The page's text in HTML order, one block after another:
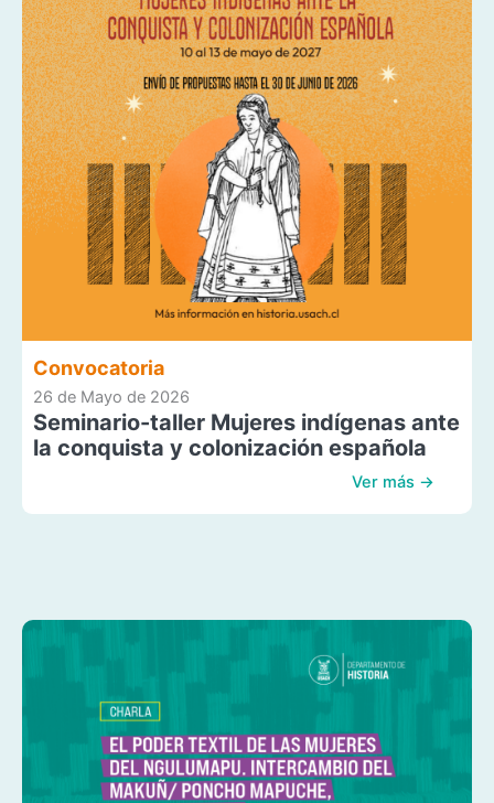
Convocatoria
26 de Mayo de 2026
Seminario-taller Mujeres indígenas ante
la conquista y colonización española
Ver más →